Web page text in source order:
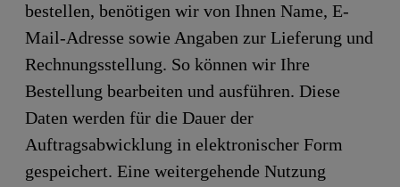
bestellen, benötigen wir von Ihnen Name, E-
Mail-Adresse sowie Angaben zur Lieferung und
Rechnungsstellung. So können wir Ihre
Bestellung bearbeiten und ausführen. Diese
Daten werden für die Dauer der
Auftragsabwicklung in elektronischer Form
gespeichert. Eine weitergehende Nutzung